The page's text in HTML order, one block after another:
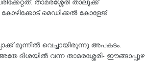
താമരശ്ശേരി താലൂക്ക്
മെഡിക്കൽ കോളേജ്
മുന്നിൽ വെച്ചായിരുന്നു അപകടം.
ദിശയിൽ വന്ന താമരശ്ശേരി- ഈങ്ങാപ്പുഴ